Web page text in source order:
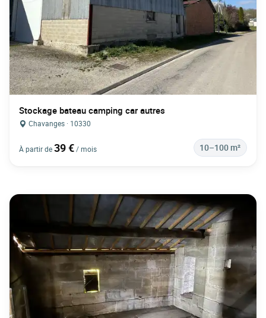
Stockage bateau camping car autres
Chavanges · 10330
À partir de39 €/ mois 10–100 m²